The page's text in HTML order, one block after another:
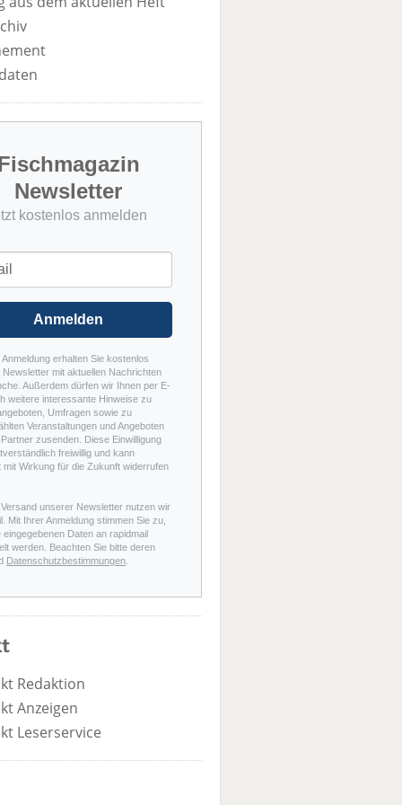
Newsletter
kostenlos anmelden
Anmelden
Anmeldung erhalten Sie kostenlos
Newsletter mit aktuellen Nachrichten
Außerdem dürfen wir Ihnen per E-
weitere interessante Hinweise zu
Umfragen sowie zu
Veranstaltungen und Angeboten
zusenden. Diese Einwilligung
freiwillig und kann
mit Wirkung für die Zukunft widerrufen
Versand unserer Newsletter nutzen wir
Mit Ihrer Anmeldung stimmen Sie zu,
eingegebenen Daten an rapidmail
werden. Beachten Sie bitte deren
Datenschutzbestimmungen
Redaktion
Anzeigen
Leserservice